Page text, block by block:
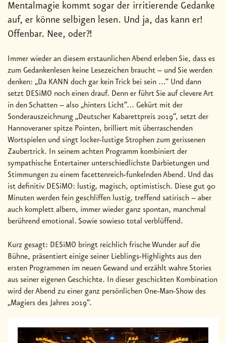
Mentalmagie kommt sogar der irritierende Gedanke
auf, er könne selbigen lesen. Und ja, das kann er!
Offenbar. Nee, oder?!
Immer wieder an diesem erstaunlichen Abend erleben Sie, dass es
zum Gedankenlesen keine Lesezeichen braucht – und Sie werden
denken: „Da KANN doch gar kein Trick bei sein ...“ Und dann
setzt DESiMO noch einen drauf. Denn er führt Sie auf clevere Art
in den Schatten – also „hinters Licht“... Gekürt mit der
Sonderauszeichnung „Deutscher Kabarettpreis 2019“, setzt der
Hannoveraner spitze Pointen, brilliert mit überraschenden
Wortspielen und singt locker-lustige Strophen zum gerissenen
Zaubertrick. In seinem achten Programm kombiniert der
sympathische Entertainer unterschiedlichste Darbietungen und
Stimmungen zu einem facettenreich-funkelnden Abend. Und das
ist definitiv DESiMO: lustig, magisch, optimistisch. Diese gut 90
Minuten werden fein geschliffen lustig, treffend satirisch – aber
auch komplett albern, immer wieder ganz spontan, manchmal
berührend emotional. Sowie sowieso total verblüffend.
Kurz gesagt: DESiMO bringt reichlich frische Wunder auf die
Bühne, präsentiert einige seiner Lieblings-Highlights aus den
ersten Programmen im neuen Gewand und erzählt wahre Stories
aus seiner eigenen Geschichte. In dieser geschickten Kombination
wird der Abend zu einer ganz persönlichen One-Man-Show des
„Magiers des Jahres 2019“.